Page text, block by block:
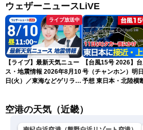
ウェザーニュースLiVE
ライブ放送中
【ライブ】最新天気ニュー
ス・地震情報 2026年8月10
日(火）／東海などゲリラ雷
ュースLiVEコーヒータイ
【台風15号 2026】
号（チャンホン）明
予想 東日本・北陸横
空港の天気（近畿）